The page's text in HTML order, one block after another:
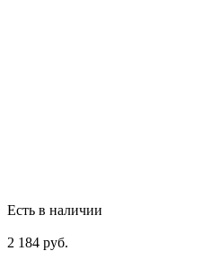
Есть в наличии
2 184 руб.